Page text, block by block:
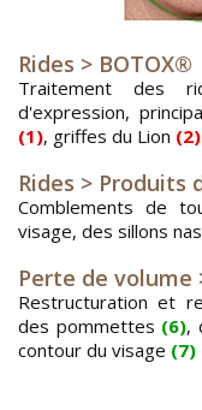
Rides > BOTOX®
Traitement des
d'expression,
(1), griffes du Lion (2)
Rides > Produits
Comblements de
visage, des sillons
Perte de volume
Restructuration et
des pommettes (6),
contour du visage (7)